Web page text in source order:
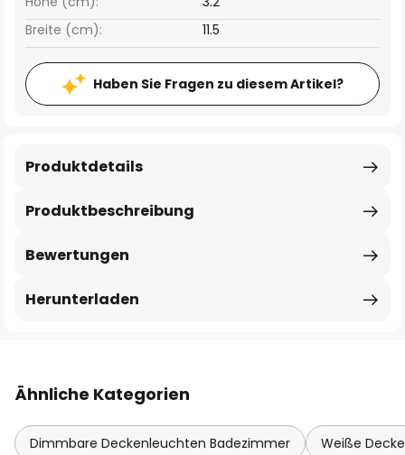
Breite (cm): 11.5
Haben Sie Fragen zu diesem Artikel?
Produktbeschreibung
Produktdetails
Bewertungen
Herunterladen
Ähnliche Kategorien
Dimmbare Deckenleuchten Badezimmer Weiße